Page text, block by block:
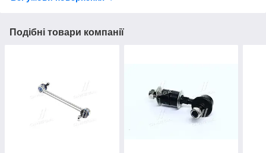
Подібні товари компанії